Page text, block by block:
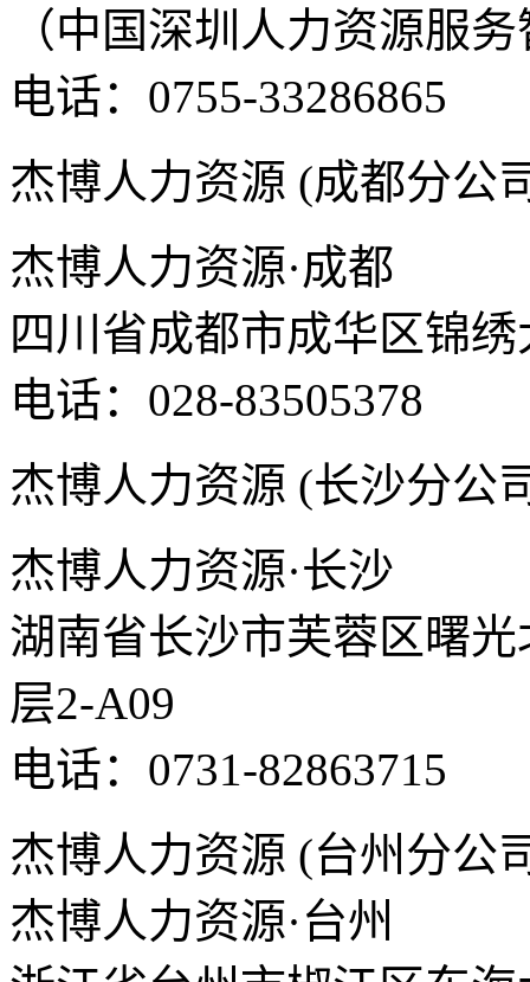
（中国深圳人力资源服
电话：0755-33286865
杰博人力资源 (成都分公
杰博人力资源·成都
四川省成都市成华区锦
电话：028-83505378
杰博人力资源 (长沙分公
杰博人力资源·长沙
湖南省长沙市芙蓉区曙
层2-A09
电话：0731-82863715
杰博人力资源 (台州分公
杰博人力资源·台州